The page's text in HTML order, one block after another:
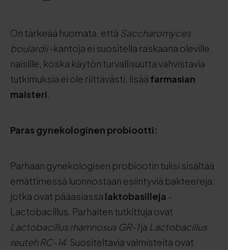
On tärkeää huomata, että Saccharomyces
boulardii-kantoja ei suositella raskaana oleville
naisille, koska käytön turvallisuutta vahvistavia
tutkimuksia ei ole riittävästi, lisää farmasian
maisteri.
Paras gynekologinen probiootti:
Parhaan gynekologisen probiootin tulisi sisältää
emättimessä luonnostaan esiintyviä bakteereja,
jotka ovat pääasiassa laktobasilleja -
Lactobacillus. Parhaiten tutkittuja ovat
Lactobacillus rhamnosus GR-1ja Lactobacillus
reuteh RC-14. Suositeltavia valmisteita ovat